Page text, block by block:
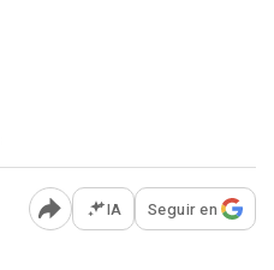
Abrir opciones para
IA Seguir en